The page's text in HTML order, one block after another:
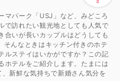
マパーク「USJ」など、みどころ
で訪れたい観光地としても人気で
合いが長いカップルはどうしても
んなときはキッチン付きのホテ
ルステイはいかがですか？この記
ホテルをご紹介します。たまには
新鮮な気持ちで新婚さん気分を